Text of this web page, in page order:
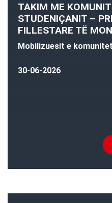
TAKIM ME
STUDENIÇANIT –
FILLESTARE TË
Mobilizuesit e
30-06-2026